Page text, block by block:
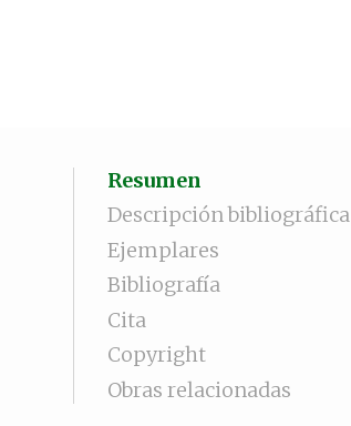
Resumen
Descripción bibliográfica
Ejemplares
Bibliografía
Cita
Copyright
Obras relacionadas